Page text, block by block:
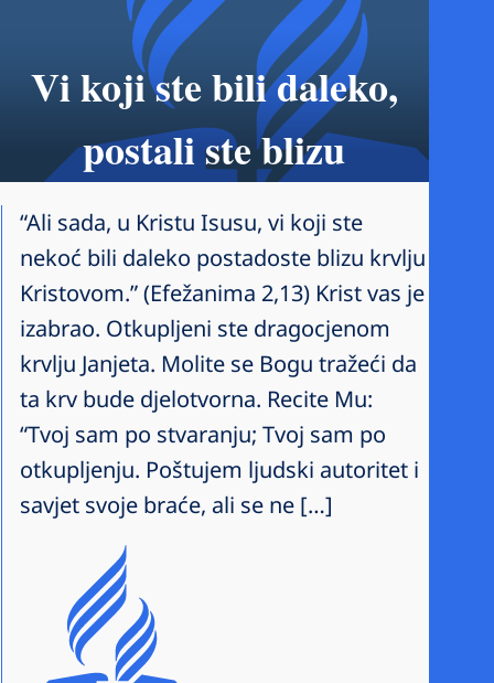
Vi koji ste bili daleko,
postali ste blizu
“Ali sada, u Kristu Isusu, vi koji ste
nekoć bili daleko postadoste blizu krvlju
Kristovom.” (Efežanima 2,13) Krist vas je
izabrao. Otkupljeni ste dragocjenom
krvlju Janjeta. Molite se Bogu tražeći da
ta krv bude djelotvorna. Recite Mu:
“Tvoj sam po stvaranju; Tvoj sam po
otkupljenju. Poštujem ljudski autoritet i
savjet svoje braće, ali se ne […]